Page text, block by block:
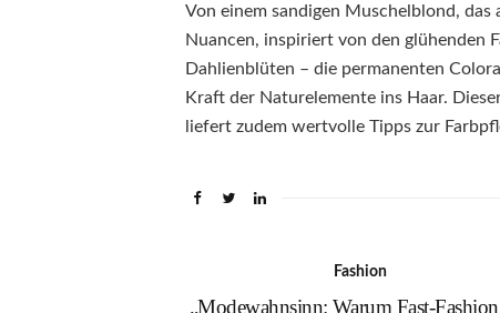
Von einem sandigen Muschelblond,
Nuancen, inspiriert von den glühenden
Dahlienblüten – die permanenten
Kraft der Naturelemente ins Haar.
liefert zudem wertvolle Tipps zur
Fashion
„Modewahnsinn: Warum Fast-